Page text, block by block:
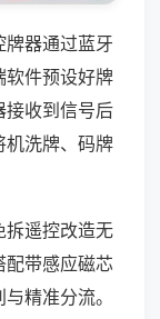
牌器通过蓝牙
软件预设好牌
接收到信号后
机洗牌、码牌
拆遥控改造无
配带感应磁芯
精准分流。